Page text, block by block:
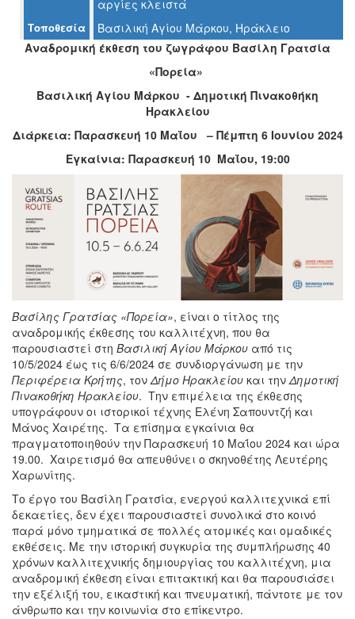
ΤΟΠΟΣ
ΔΗΜΟΣ
ΠΟΛΙΤΙΣΜΟΣ
ΑΝΘΕΚΤΙΚΗ
ΠΟΛΗ
αργίες κλειστά
Τοποθεσία
Βασιλική Αγίου Μάρκου, Ηράκλειο
Αναδρομική έκθεση του ζωγράφου Βασίλη Γρατσία
«Πορεία»
Βασιλική Αγίου Μάρκου - Δημοτική Πινακοθήκη
Ηρακλείου
Διάρκεια: Παρασκευή 10 Μαΐου – Πέμπτη 6 Ιουνίου 2024
Εγκαίνια: Παρασκευή 10 Μαΐου, 19:00
Βασίλης Γρατσίας «Πορεία», είναι ο τίτλος της
αναδρομικής έκθεσης του καλλιτέχνη, που θα
παρουσιαστεί στη Βασιλική Αγίου Μάρκου από τις
10/5/2024 έως τις 6/6/2024 σε συνδιοργάνωση με την
Περιφέρεια Κρήτης, τονΔήμο Ηρακλείου και τηνΔημοτική
Πινακοθήκη Ηρακλείου. Την επιμέλεια της έκθεσης
υπογράφουν οι ιστορικοί τέχνης Ελένη Σαπουντζή και
Μάνος Χαιρέτης. Τα επίσημα εγκαίνια θα
πραγματοποιηθούν την Παρασκευή 10 Μαΐου 2024 και ώρα
19.00. Χαιρετισμό θα απευθύνει ο σκηνοθέτης Λευτέρης
Χαρωνίτης.
Το έργο του Βασίλη Γρατσία, ενεργού καλλιτεχνικά επί
δεκαετίες, δεν έχει παρουσιαστεί συνολικά στο κοινό
παρά μόνο τμηματικά σε πολλές ατομικές και ομαδικές
εκθέσεις. Με την ιστορική συγκυρία της συμπλήρωσης 40
χρόνων καλλιτεχνικής δημιουργίας του καλλιτέχνη, μια
αναδρομική έκθεση είναι επιτακτική και θα παρουσιάσει
την εξέλιξή του, εικαστική και πνευματική, πάντοτε με τον
άνθρωπο και την κοινωνία στο επίκεντρο.